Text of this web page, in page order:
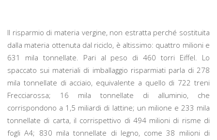
Il risparmio di materia vergine, non estratta perché sostituita
dalla materia ottenuta dal riciclo, è altissimo: quattro milioni e
631 mila tonnellate. Pari al peso di 460 torri Eiffel. Lo
spaccato sui materiali di imballaggio risparmiati parla di 278
mila tonnellate di acciaio, equivalente a quello di 722 treni
Frecciarossa; 16 mila tonnellate di alluminio, che
corrispondono a 1,5 miliardi di lattine; un milione e 233 mila
tonnellate di carta, il corrispettivo di 494 milioni di risme di
fogli A4; 830 mila tonnellate di legno, come 38 milioni di